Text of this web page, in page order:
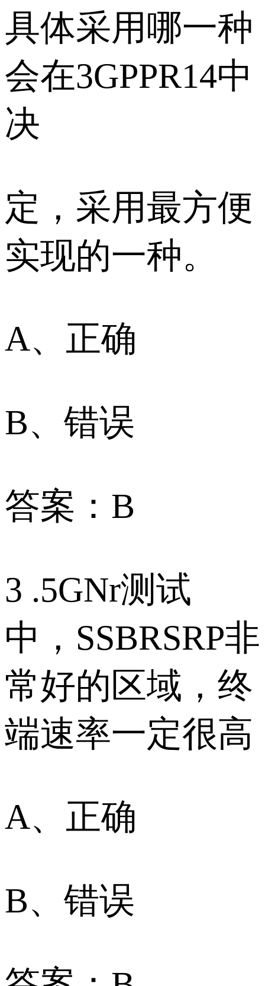
具体采用哪一种
会在3GPPR14中
决
定，采用最方便
实现的一种。
A、正确
B、错误
答案：B
3 .5GNr测试
中，SSBRSRP非
常好的区域，终
端速率一定很高
A、正确
B、错误